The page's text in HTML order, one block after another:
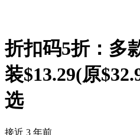
折扣码5折：多
装$13.29(原
选
接近 3 年前